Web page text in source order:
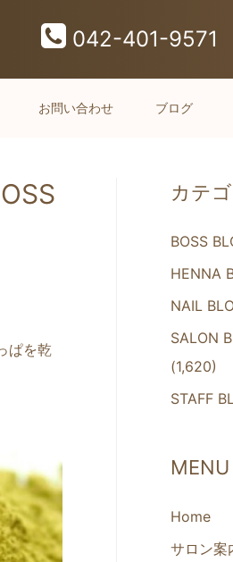
042-401-9571
お問い合わせ ブログ
ぱを乾
カテ
BOSS
HENNA
NAIL
SALON
(1,620)
STAFF
MENU
Home
サロン案